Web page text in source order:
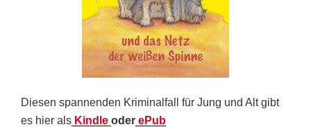
Diesen spannenden Kriminalfall für Jung und Alt gibt
es hier als Kindle oder ePub